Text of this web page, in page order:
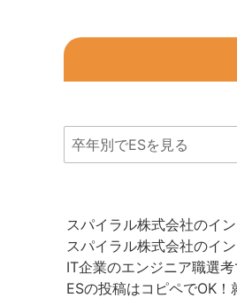
スパイラル株式会社のイ
スパイラル株式会社のイ
IT企業のエンジニア職選
ESの投稿はコピペでOK